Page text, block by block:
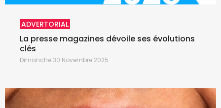
ADVERTORIAL
La presse magazines dévoile ses évolutions
clés
Dimanche 30 Novembre 2025